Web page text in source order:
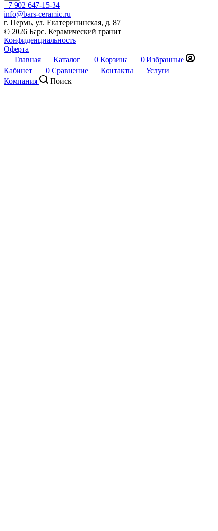
+7 902 647-15-34
info@bars-ceramic.ru
г. Пермь, ул. Екатерининская, д. 87
© 2026 Барс. Керамический гранит
Конфиденциальность
Оферта
Главная
Каталог 0 Корзина 0 Избранные
Кабинет
0 Сравнение Контакты
Услуги
Компания
Поиск